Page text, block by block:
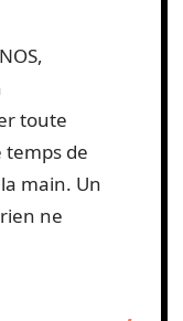
toute
temps de
main. Un
ne